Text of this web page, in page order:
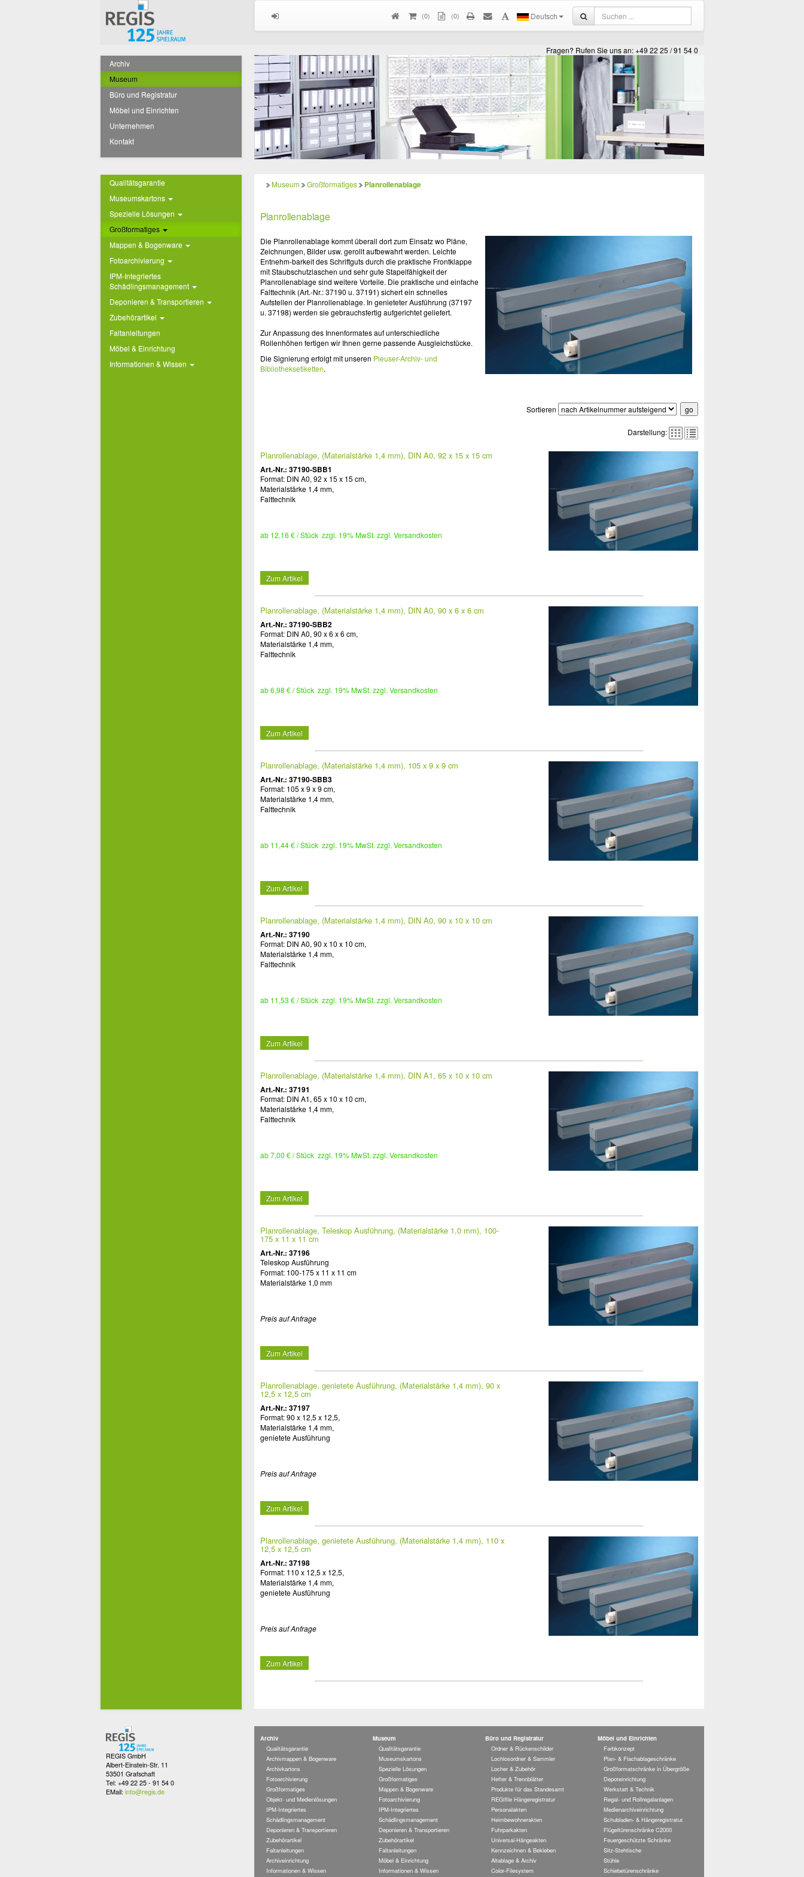
(0) (0) Deutsch
Fragen? Rufen Sie uns an: +49 22 25 / 91 54 0
Archiv
Museum
Büro und Registratur
Möbel und Einrichten
Unternehmen
Kontakt
Qualitätsgarantie
Museumskartons
Spezielle Lösungen
Großformatiges
Mappen & Bogenware
Fotoarchivierung
IPM-Integriertes
Schädlingsmanagement
Deponieren & Transportieren
Zubehörartikel
Faltanleitungen
Möbel & Einrichtung
Informationen & Wissen
Museum Großformatiges Planrollenablage
Planrollenablage
Die Planrollenablage kommt überall dort zum Einsatz wo Pläne,
Zeichnungen, Bilder usw. gerollt aufbewahrt werden. Leichte
Entnehm-barkeit des Schriftguts durch die praktische Frontklappe
mit Staubschutzlaschen und sehr gute Stapelfähigkeit der
Planrollenablage sind weitere Vorteile. Die praktische und einfache
Falttechnik (Art.-Nr.: 37190 u. 37191) sichert ein schnelles
Aufstellen der Planrollenablage. In genieteter Ausführung (37197
u. 37198) werden sie gebrauchsfertig aufgerichtet geliefert.
Zur Anpassung des Innenformates auf unterschiedliche
Rollenhöhen fertigen wir Ihnen gerne passende Ausgleichstücke.
Die Signierung erfolgt mit unseren Pleuser-Archiv- und
Bibliotheksetiketten.
Sortieren
Darstellung:
Planrollenablage, (Materialstärke 1,4 mm), DIN A0, 92 x 15 x 15 cm
Art.-Nr.: 37190-SBB1
Format: DIN A0, 92 x 15 x 15 cm,
Materialstärke 1,4 mm,
Falttechnik
ab 12,16 € / Stück zzgl. 19% MwSt. zzgl. Versandkosten
Zum Artikel
Planrollenablage, (Materialstärke 1,4 mm), DIN A0, 90 x 6 x 6 cm
Art.-Nr.: 37190-SBB2
Format: DIN A0, 90 x 6 x 6 cm,
Materialstärke 1,4 mm,
Falttechnik
ab 6,98 € / Stück zzgl. 19% MwSt. zzgl. Versandkosten
Zum Artikel
Planrollenablage, (Materialstärke 1,4 mm), 105 x 9 x 9 cm
Art.-Nr.: 37190-SBB3
Format: 105 x 9 x 9 cm,
Materialstärke 1,4 mm,
Falttechnik
ab 11,44 € / Stück zzgl. 19% MwSt. zzgl. Versandkosten
Zum Artikel
Planrollenablage, (Materialstärke 1,4 mm), DIN A0, 90 x 10 x 10 cm
Art.-Nr.: 37190
Format: DIN A0, 90 x 10 x 10 cm,
Materialstärke 1,4 mm,
Falttechnik
ab 11,53 € / Stück zzgl. 19% MwSt. zzgl. Versandkosten
Zum Artikel
Planrollenablage, (Materialstärke 1,4 mm), DIN A1, 65 x 10 x 10 cm
Art.-Nr.: 37191
Format: DIN A1, 65 x 10 x 10 cm,
Materialstärke 1,4 mm,
Falttechnik
ab 7,00 € / Stück zzgl. 19% MwSt. zzgl. Versandkosten
Zum Artikel
Planrollenablage, Teleskop Ausführung, (Materialstärke 1,0 mm), 100-
175 x 11 x 11 cm
Art.-Nr.: 37196
Teleskop Ausführung
Format: 100-175 x 11 x 11 cm
Materialstärke 1,0 mm
Preis auf Anfrage
Zum Artikel
Planrollenablage, genietete Ausführung, (Materialstärke 1,4 mm), 90 x
12,5 x 12,5 cm
Art.-Nr.: 37197
Format: 90 x 12,5 x 12,5,
Materialstärke 1,4 mm,
genietete Ausführung
Preis auf Anfrage
Zum Artikel
Planrollenablage, genietete Ausführung, (Materialstärke 1,4 mm), 110 x
12,5 x 12,5 cm
Art.-Nr.: 37198
Format: 110 x 12,5 x 12,5,
Materialstärke 1,4 mm,
genietete Ausführung
Preis auf Anfrage
Zum Artikel
REGIS GmbH
Albert-Einstein-Str. 11
53501 Grafschaft
Tel: +49 22 25 - 91 54 0
EMail: info@regis.de
Archiv
Qualitätsgarantie
Archivmappen & Bogenware
Archivkartons
Fotoarchivierung
Großformatiges
Objekt- und Medienlösungen
IPM-Integriertes
Schädlingsmanagement
Deponieren & Transportieren
Zubehörartikel
Faltanleitungen
Archiveinrichtung
Informationen & Wissen
Museum
Qualitätsgarantie
Museumskartons
Spezielle Lösungen
Großformatiges
Mappen & Bogenware
Fotoarchivierung
IPM-Integriertes
Schädlingsmanagement
Deponieren & Transportieren
Zubehörartikel
Faltanleitungen
Möbel & Einrichtung
Informationen & Wissen
Büro und Registratur
Ordner & Rückenschilder
Lochlosordner & Sammler
Locher & Zubehör
Hefter & Trennblätter
Produkte für das Standesamt
REGIfile Hängeregistratur
Personalakten
Heimbewohnerakten
Fuhrparkakten
Universal-Hängeakten
Kennzeichnen & Bekleben
Altablage & Archiv
Color-Filesystem
Möbel und Einrichten
Farbkonzept
Plan- & Flachablageschränke
Großformatschränke in Übergröße
Depoteinrichtung
Werkstatt & Technik
Regal- und Rollregalanlagen
Medienarchiveinrichtung
Schubladen- & Hängeregistratur.
Flügeltürenschränke C2000
Feuergeschützte Schränke
Sitz-Stehtische
Stühle
Schiebetürenschränke